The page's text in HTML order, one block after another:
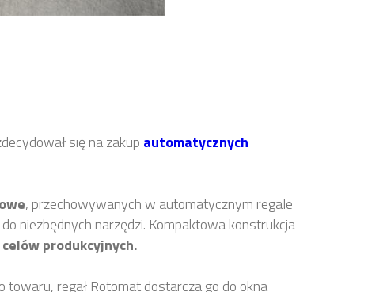
się na zakup automatycznych
, przechowywanych w automatycznym regale
niezbędnych narzędzi. Kompaktowa konstrukcja
produkcyjnych.
regał Rotomat dostarcza go do okna